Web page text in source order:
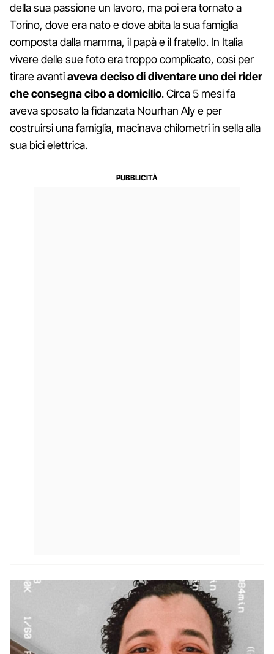
della sua passione un lavoro, ma poi era tornato a
Torino, dove era nato e dove abita la sua famiglia
composta dalla mamma, il papà e il fratello. In Italia
vivere delle sue foto era troppo complicato, così per
tirare avantiaveva deciso di diventare uno dei rider
che consegna cibo a domicilio. Circa 5 mesi fa
aveva sposato la fidanzata Nourhan Aly e per
costruirsi una famiglia, macinava chilometri in sella alla
sua bici elettrica.